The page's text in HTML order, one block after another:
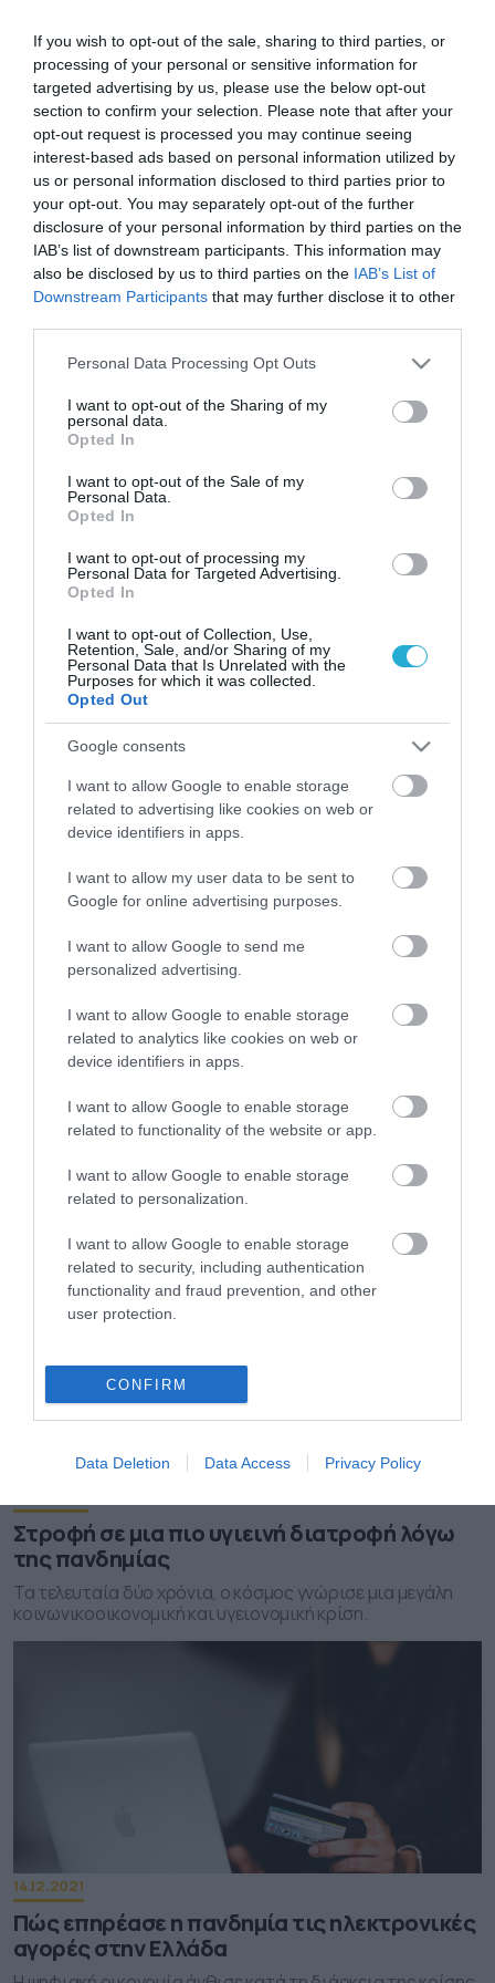
If you wish to opt-out of the sale, sharing to third parties, or
processing of your personal or sensitive information for
targeted advertising by us, please use the below opt-out
section to confirm your selection. Please note that after your
opt-out request is processed you may continue seeing
interest-based ads based on personal information utilized by
us or personal information disclosed to third parties prior to
your opt-out. You may separately opt-out of the further
disclosure of your personal information by third parties on the
IAB’s list of downstream participants. This information may
also be disclosed by us to third parties on the IAB’s List of
Downstream Participants that may further disclose it to other
Please note that this website/app uses one or more Google
not limited to your visit or usage behaviour. You may click to
grant or deny consent to Google and its third-party tags to
use your data for below specified purposes in below Google
consent section.
Personal Data Processing Opt Outs
I want to opt-out of the Sharing of my
personal data.
Opted In
I want to opt-out of the Sale of my
Personal Data.
Opted In
I want to opt-out of processing my
Personal Data for Targeted Advertising.
Opted In
I want to opt-out of Collection, Use,
Retention, Sale, and/or Sharing of my
Personal Data that Is Unrelated with the
Purposes for which it was collected.
Opted Out
Google consents
I want to allow Google to enable storage
related to advertising like cookies on web or
device identifiers in apps.
I want to allow my user data to be sent to
Google for online advertising purposes.
I want to allow Google to send me
personalized advertising.
I want to allow Google to enable storage
related to analytics like cookies on web or
device identifiers in apps.
I want to allow Google to enable storage
related to functionality of the website or app.
I want to allow Google to enable storage
related to personalization.
I want to allow Google to enable storage
related to security, including authentication
functionality and fraud prevention, and other
user protection.
CONFIRM
Data Deletion Data Access Privacy Policy
Πτώση στην κατανάλωση χυμών, τσάι, ανθρακούχου
νερού και ενεργειακών ποτών.
20.01.2022
Οι επιπτώσεις της πανδημίας στις
Πώς η πανδημία, αλλάζει τις συναλλακτικές συνήθειες και
επηρεάζει τις επιχειρήσεις
Eurostat – Η πανδημία μείωσε τις δαπάνες
των Ελλήνων
Πού ξόδεψαν περισσότερα χρήματα οι Έλληνες το 2020.
Πανδημία και ενεργειακή κρίση οδηγούν σε
απόγνωση τις επιχειρήσεις
Σε αδιέξοδο κινδυνεύουν να οδηγηθούν εκατοντάδες
επιχειρήσεις εξαιτίας της ραγδαίας εξάπλωσης της
Στροφή σε μια πιο υγιεινή διατροφή λόγω
της πανδημίας
Τα τελευταία δύο χρόνια, ο κόσμος γνώρισε μια μεγάλη
κοινωνικοοικονομική και υγειονομική κρίση.
14.12.2021
Πώς επηρέασε η πανδημία τις ηλεκτρονικές
αγορές στην Ελλάδα